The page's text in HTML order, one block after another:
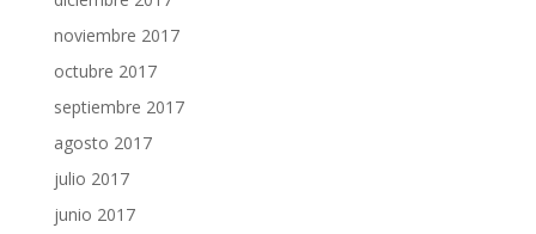
noviembre 2017
octubre 2017
septiembre 2017
agosto 2017
julio 2017
junio 2017